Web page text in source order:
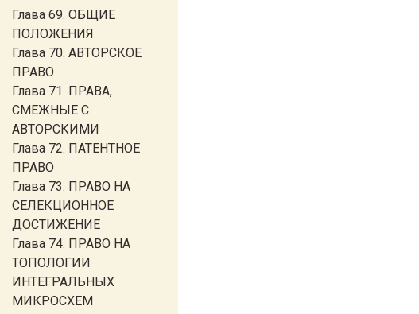
Глава 69. ОБЩИЕ
ПОЛОЖЕНИЯ
Глава 70. АВТОРСКОЕ
ПРАВО
Глава 71. ПРАВА,
СМЕЖНЫЕ С
АВТОРСКИМИ
Глава 72. ПАТЕНТНОЕ
ПРАВО
Глава 73. ПРАВО НА
СЕЛЕКЦИОННОЕ
ДОСТИЖЕНИЕ
Глава 74. ПРАВО НА
ТОПОЛОГИИ
ИНТЕГРАЛЬНЫХ
МИКРОСХЕМ